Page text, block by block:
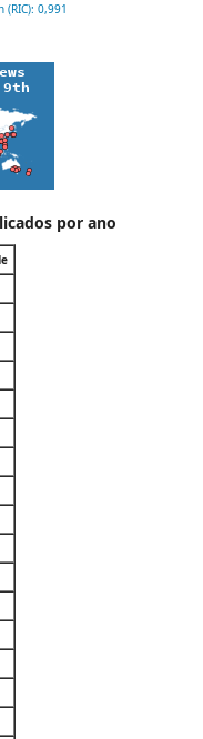
0,991
por ano